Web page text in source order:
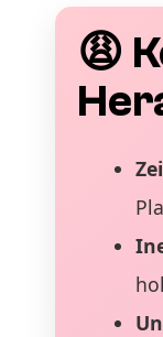
😩